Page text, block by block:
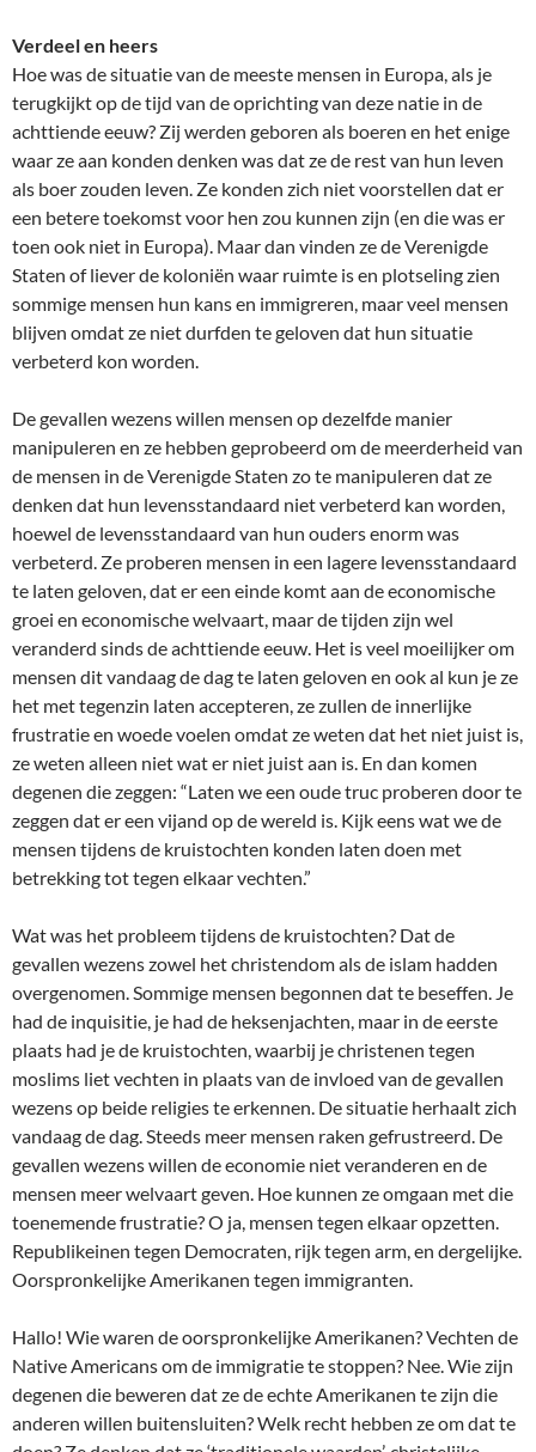
Verdeel en heers
Hoe was de situatie van de meeste mensen in Europa, als je
terugkijkt op de tijd van de oprichting van deze natie in de
achttiende eeuw? Zij werden geboren als boeren en het enige
waar ze aan konden denken was dat ze de rest van hun leven
als boer zouden leven. Ze konden zich niet voorstellen dat er
een betere toekomst voor hen zou kunnen zijn (en die was er
toen ook niet in Europa). Maar dan vinden ze de Verenigde
Staten of liever de koloniën waar ruimte is en plotseling zien
sommige mensen hun kans en immigreren, maar veel mensen
blijven omdat ze niet durfden te geloven dat hun situatie
verbeterd kon worden.
De gevallen wezens willen mensen op dezelfde manier
manipuleren en ze hebben geprobeerd om de meerderheid van
de mensen in de Verenigde Staten zo te manipuleren dat ze
denken dat hun levensstandaard niet verbeterd kan worden,
hoewel de levensstandaard van hun ouders enorm was
verbeterd. Ze proberen mensen in een lagere levensstandaard
te laten geloven, dat er een einde komt aan de economische
groei en economische welvaart, maar de tijden zijn wel
veranderd sinds de achttiende eeuw. Het is veel moeilijker om
mensen dit vandaag de dag te laten geloven en ook al kun je ze
het met tegenzin laten accepteren, ze zullen de innerlijke
frustratie en woede voelen omdat ze weten dat het niet juist is,
ze weten alleen niet wat er niet juist aan is. En dan komen
degenen die zeggen: “Laten we een oude truc proberen door te
zeggen dat er een vijand op de wereld is. Kijk eens wat we de
mensen tijdens de kruistochten konden laten doen met
betrekking tot tegen elkaar vechten.”
Wat was het probleem tijdens de kruistochten? Dat de
gevallen wezens zowel het christendom als de islam hadden
overgenomen. Sommige mensen begonnen dat te beseffen. Je
had de inquisitie, je had de heksenjachten, maar in de eerste
plaats had je de kruistochten, waarbij je christenen tegen
moslims liet vechten in plaats van de invloed van de gevallen
wezens op beide religies te erkennen. De situatie herhaalt zich
vandaag de dag. Steeds meer mensen raken gefrustreerd. De
gevallen wezens willen de economie niet veranderen en de
mensen meer welvaart geven. Hoe kunnen ze omgaan met die
toenemende frustratie? O ja, mensen tegen elkaar opzetten.
Republikeinen tegen Democraten, rijk tegen arm, en dergelijke.
Oorspronkelijke Amerikanen tegen immigranten.
Hallo! Wie waren de oorspronkelijke Amerikanen? Vechten de
Native Americans om de immigratie te stoppen? Nee. Wie zijn
degenen die beweren dat ze de echte Amerikanen te zijn die
anderen willen buitensluiten? Welk recht hebben ze om dat te